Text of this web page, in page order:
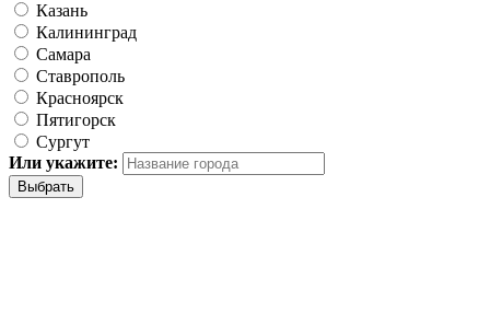
Казань
Калининград
Самара
Ставрополь
Красноярск
Пятигорск
Сургут
Или укажите: